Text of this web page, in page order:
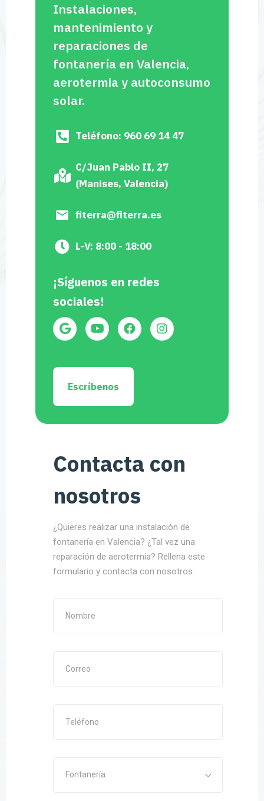
Instalaciones,
mantenimiento y
reparaciones de
fontanería en Valencia,
aerotermia y autoconsumo
solar.
Teléfono: 960 69 14 47
C/Juan Pablo II, 27
(Manises, Valencia)
fiterra@fiterra.es
L-V: 8:00 - 18:00
¡Síguenos en redes
sociales!
Escríbenos
Contacta con
nosotros
¿Quieres realizar una instalación de
fontanería en Valencia? ¿Tal vez una
reparación de aerotermia? Rellena este
formulario y contacta con nosotros.
Fontanería